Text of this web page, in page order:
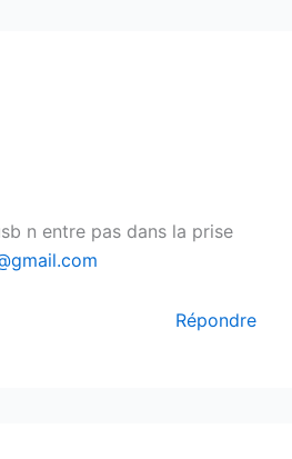
n entre pas dans la prise
Répondre